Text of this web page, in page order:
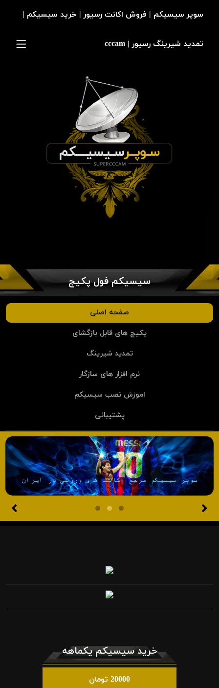
سیسیکم فول پکیج
صفحه اصلی
پکیج های قابل بازگشای
تمدید شیرینگ
نرم افزار های سازگار
اموزش نصب سیسیکم
پشتیبانی
خرید سیسیکم یکماهه
20000 تومان
سوپر سیسیکم | فروش اکانت رسیور | خرید سیسیکم |
تمدید شیرینگ رسیور | cccam